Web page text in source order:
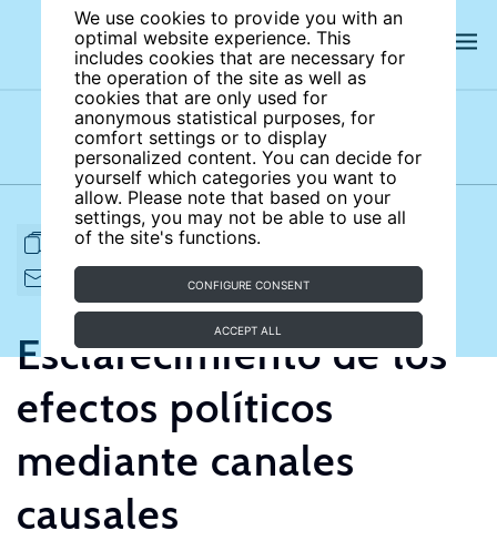
We use cookies to provide you with an
optimal website experience. This
includes cookies that are necessary for
the operation of the site as well as
cookies that are only used for
anonymous statistical purposes, for
comfort settings or to display
personalized content. You can decide for
yourself which categories you want to
allow. Please note that based on your
settings, you may not be able to use all
of the site's functions.
CONFIGURE CONSENT
ACCEPT ALL
Subject areas Authors
FULL ARTICLE PRINT
DOWNLOAD
Esclarecimiento de los
efectos políticos
mediante canales
causales